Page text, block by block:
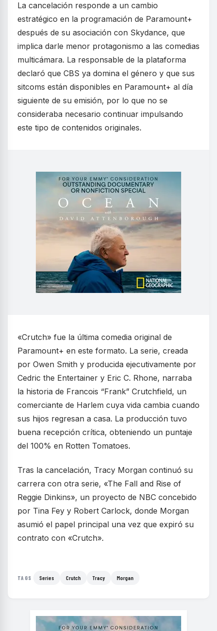
La cancelación responde a un cambio
estratégico en la programación de Paramount+
después de su asociación con Skydance, que
implica darle menor protagonismo a las comedias
multicámara. La responsable de la plataforma
declaró que CBS ya domina el género y que sus
sitcoms están disponibles en Paramount+ al día
siguiente de su emisión, por lo que no se
consideraba necesario continuar impulsando
este tipo de contenidos originales.
«Crutch» fue la última comedia original de
Paramount+ en este formato. La serie, creada
por Owen Smith y producida ejecutivamente por
Cedric the Entertainer y Eric C. Rhone, narraba
la historia de Francois “Frank” Crutchfield, un
comerciante de Harlem cuya vida cambia cuando
sus hijos regresan a casa. La producción tuvo
buena recepción crítica, obteniendo un puntaje
del 100% en Rotten Tomatoes.
Tras la cancelación, Tracy Morgan continuó su
carrera con otra serie, «The Fall and Rise of
Reggie Dinkins», un proyecto de NBC concebido
por Tina Fey y Robert Carlock, donde Morgan
asumió el papel principal una vez que expiró su
contrato con «Crutch».
TAGS Series Crutch Tracy Morgan